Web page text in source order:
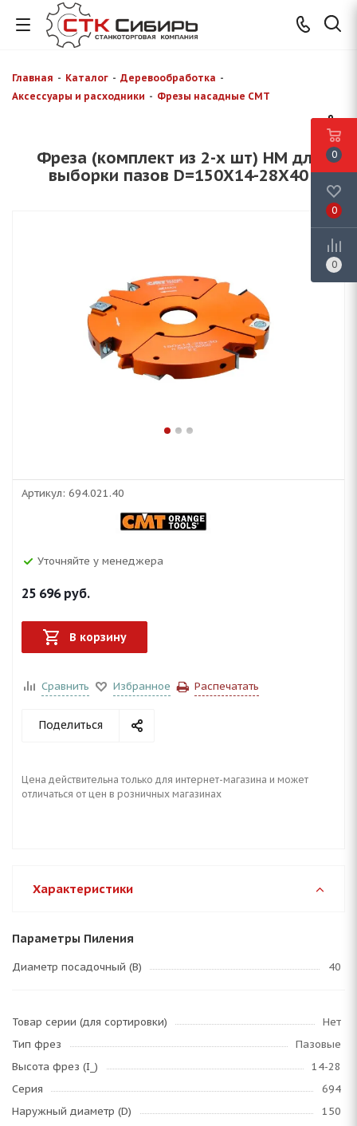
Главная - Каталог - Деревообработка -
Аксессуары и расходники - Фрезы насадные CMT
Фреза (комплект из 2-х шт) HM для
выборки пазов D=150X14-28X40
Артикул: 694.021.40
Уточняйте у менеджера
25 696руб.
В корзину
Сравнить Избранное Распечатать
Поделиться
Цена действительна только для интернет-магазина и может
отличаться от цен в розничных магазинах
Характеристики
Параметры Пиления
Диаметр посадочный (B) 40
Товар серии (для сортировки)
Нет
Тип фрез
Пазовые
Высота фрез (I_)
14-28
Серия
694
Наружный диаметр (D)
150
0
0
0